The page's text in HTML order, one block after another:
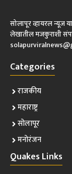
सोलापूर व्हायरल न्यूज या
लेखातील मजकुराशी
Categories
राजकीय
महाराष्ट्र
सोलापूर
मनोरंजन
Quakes Links